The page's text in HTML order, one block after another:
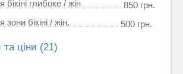
бікіні глибоке / жін
850 грн.
зони бікіні / жін.
500 грн.
ціни (21)